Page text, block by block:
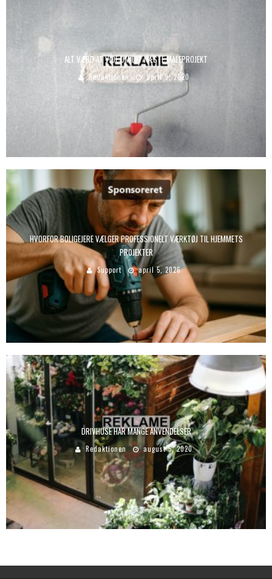
ALT VÆRD AT VIDE OM DIT NÆSTE MALEPROJEKT
Redaktionen april 9, 2020
HVORFOR BOLIGEJERE VÆLGER PROFESSIONELT VÆRKTØJ TIL HJEMMETS
PROJEKTER
Support april 5, 2026
DRIVHUSE HAR MANGE ANVENDELSER
Redaktionen august 5, 2020